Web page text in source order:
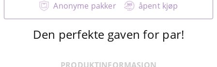
Anonyme pakker åpent kjøp
Den perfekte gaven for par!